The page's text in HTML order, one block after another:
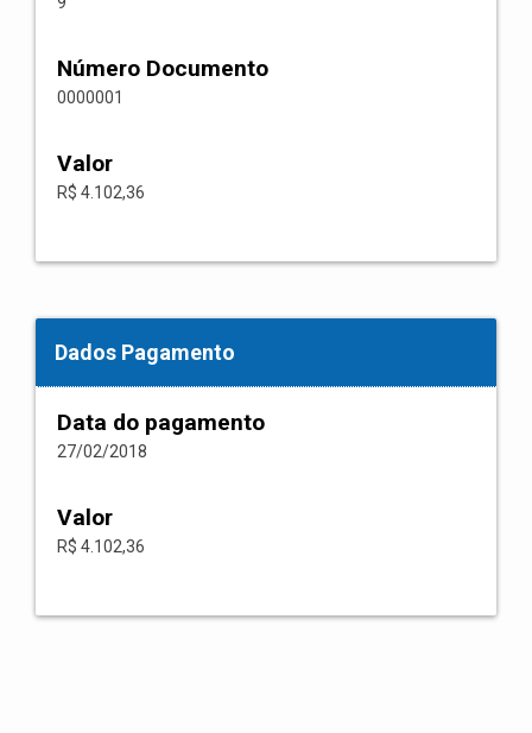
Número Documento
0000001
Valor
R$ 4.102,36
Dados Pagamento
Data do pagamento
27/02/2018
Valor
R$ 4.102,36